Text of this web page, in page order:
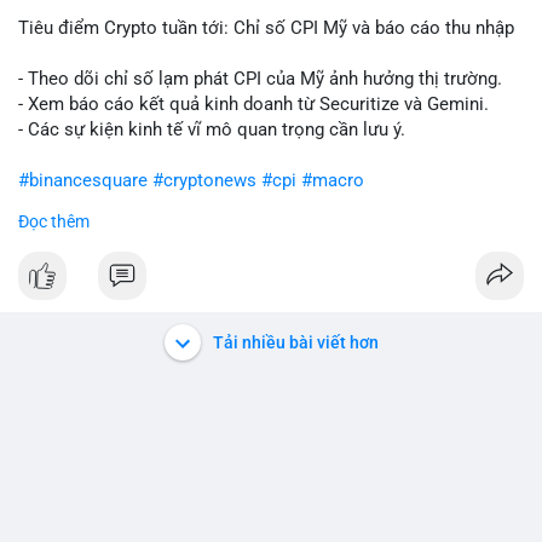
Tiêu điểm Crypto tuần tới: Chỉ số CPI Mỹ và báo cáo thu nhập
- Theo dõi chỉ số lạm phát CPI của Mỹ ảnh hưởng thị trường.
- Xem báo cáo kết quả kinh doanh từ Securitize và Gemini.
- Các sự kiện kinh tế vĩ mô quan trọng cần lưu ý.
#binancesquare #cryptonews #cpi #macro
$btc $eth
#vlikevn #titanbot
📰 Nguồn: CoinDesk
Đọc thêm
Tải nhiều bài viết hơn